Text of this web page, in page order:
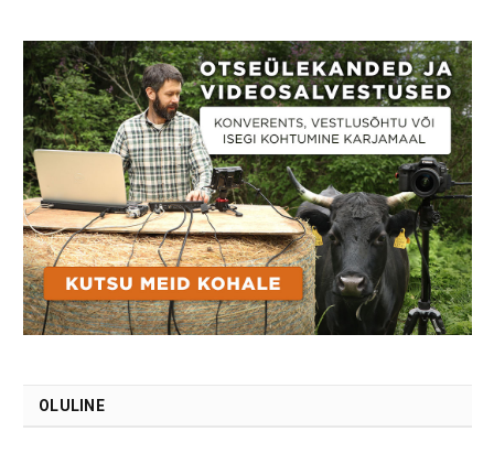
OLULINE